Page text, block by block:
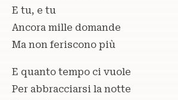
E tu, e tu
Ancora mille domande
Ma non feriscono più
E quanto tempo ci vuole
Per abbracciarsi la notte